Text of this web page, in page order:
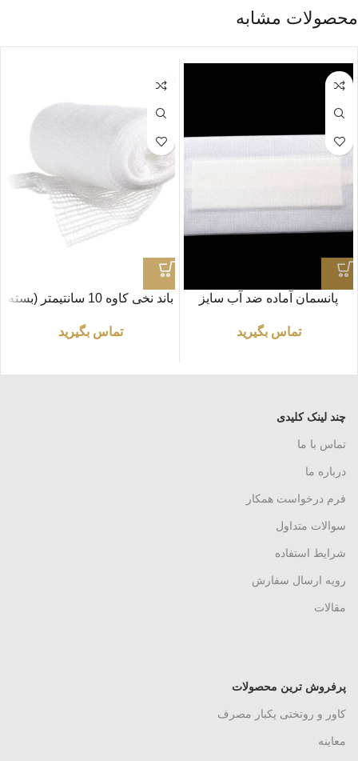
محصولات مشابه
پانسمان آماده ضد آب سایز
تماس بگیرید
باند نخی کاوه 10 سانتیمتر (بسته
تماس بگیرید
چند لینک کلیدی
تماس با ما
درباره ما
فرم درخواست همکار
سوالات متداول
شرایط استفاده
رویه ارسال سفارش
مقالات
پرفروش ترین محصولات
کاور و روتختی یکبار مصرف
معاینه